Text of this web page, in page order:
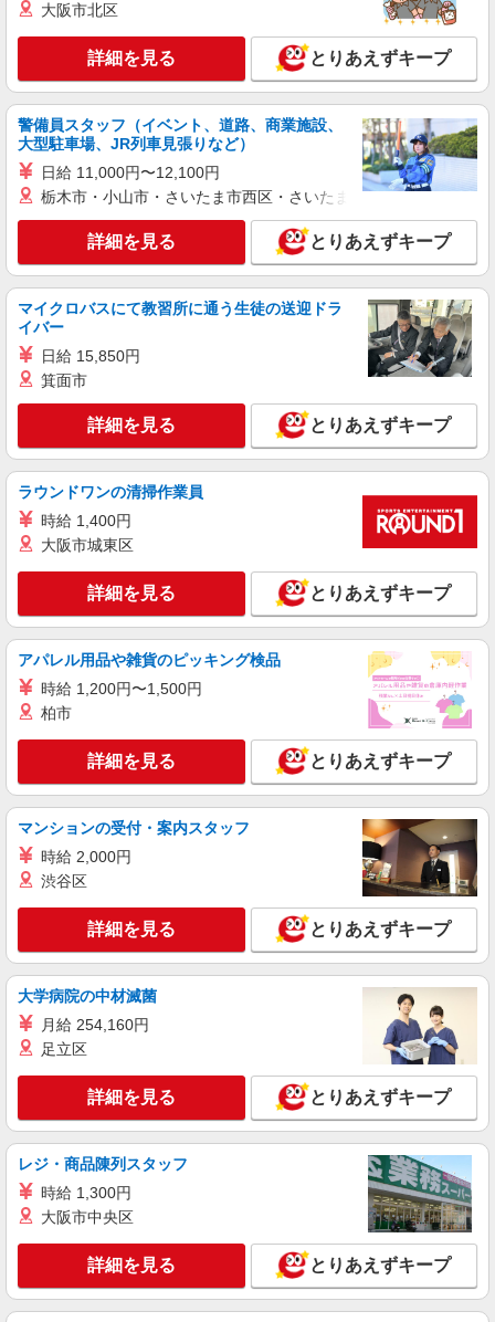
東京都豊島区
キープ 詳細を見る
職業紹介
株式会社kotrio /●SW-S-2109849
大塚／シニア向け住宅STAFF◎介護施設の中
では負担少なめ♪
【正社員】月給240,000〜400,000円 ・基本
給：200,000円〜220,000円 ・資格手当：10,000〜
30,000円 ・役職手当：10,000〜70,000円 ・処遇改
善手当：20,000〜60,000円（勤続年数、保有資格
により変動） ・固定残業手当：20,000円（10時
間） ※固定残業時間を超過する場合には超過勤務
手当として別途支給 ・夜勤手当：10,000円/1回
歓迎 ・認知症介護基礎研修 ・初任者研修 ・実務
者研修 ・介護福祉士 など
東京都豊島区
詳細を見る
職業紹介
株式会社kotrio /●SW-S-2087315
【 綺麗 】巣鴨駅のシニア住宅で見守りや生活
サポートなど♪
時給1550円〜2312円 ＜交通費全支給(ガソリ
キープ 詳細を見る
株式会社トラストグロース 新宿本社 第3営業部
特別養護老人ホームでの夜専介護士
1夜勤：21600円〜24800円 ※資格や経験など
東京都豊島区
キープ 詳細を見る
派遣社員
株式会社kotrio /●SW-H1-1855761
大塚駅＊幅広い世代が活動中！サ高住のサポー
トSTAFF
時給1650円〜2312円 ＜日払い有/週払い有/交
通費全支給(ガソリン代含む)＞
詳細を見る
株式会社kotrio /●SW-H1-2100139
日収1.3万円〜☆【運転・配送】の経験がある
方優遇≪デイSTAFF≫
時給1650円〜2312円 ＜日払い有/週払い有/交
豊島区 最寄り：大塚駅
キープ 詳細を見る
大阪市北区
詳細を見る とりあえずキープ
警備員スタッフ（イベント、道路、商業施設、
大型駐車場、JR列車見張りなど）
日給 11,000円〜12,100円
栃木市・小山市・さいたま市西区・さいたま市岩槻区・久喜市・
詳細を見る とりあえずキープ
マイクロバスにて教習所に通う生徒の送迎ドラ
イバー
日給 15,850円
箕面市
詳細を見る とりあえずキープ
ラウンドワンの清掃作業員
時給 1,400円
大阪市城東区
詳細を見る とりあえずキープ
アパレル用品や雑貨のピッキング検品
時給 1,200円〜1,500円
柏市
詳細を見る とりあえずキープ
マンションの受付・案内スタッフ
時給 2,000円
渋谷区
詳細を見る とりあえずキープ
大学病院の中材滅菌
月給 254,160円
足立区
詳細を見る とりあえずキープ
レジ・商品陳列スタッフ
時給 1,300円
大阪市中央区
詳細を見る とりあえずキープ